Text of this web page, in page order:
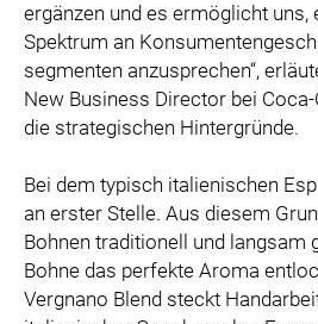
ergänzen und es ermöglicht uns,
Spektrum an
segmenten anzusprechen“,
New Business Director bei
die strategischen Hintergründe.
Bei dem typisch italienischen
an erster Stelle. Aus diesem
Bohnen traditionell und langsam
Bohne das perfekte Aroma
Vergnano Blend steckt